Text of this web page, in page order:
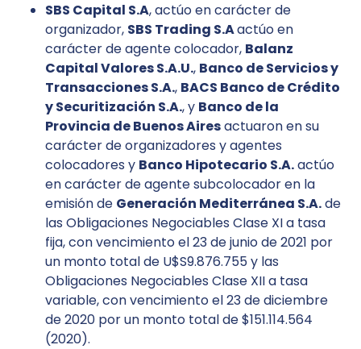
SBS Capital S.A, actúo en carácter de
organizador, SBS Trading S.Aactúo en
carácter de agente colocador, Balanz
Capital Valores S.A.U., Banco de Servicios y
Transacciones S.A., BACS Banco de Crédito
y Securitización S.A., y Banco de la
Provincia de Buenos Airesactuaron en su
carácter de organizadores y agentes
colocadores y Banco Hipotecario S.A.actúo
en carácter de agente subcolocador en la
emisión de Generación Mediterránea S.A.de
las Obligaciones Negociables Clase XI a tasa
fija, con vencimiento el 23 de junio de 2021 por
un monto total de U$S9.876.755 y las
Obligaciones Negociables Clase XII a tasa
variable, con vencimiento el 23 de diciembre
de 2020 por un monto total de $151.114.564
(2020).